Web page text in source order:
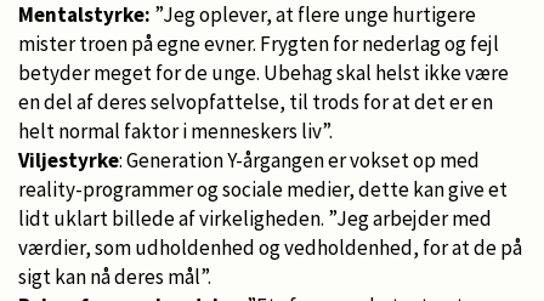
Mentalstyrke: ”Jeg oplever, at flere unge hurtigere
mister troen på egne evner. Frygten for nederlag og fejl
betyder meget for de unge. Ubehag skal helst ikke være
en del af deres selvopfattelse, til trods for at det er en
helt normal faktor i menneskers liv”.
Viljestyrke: Generation Y-årgangen er vokset op med
reality-programmer og sociale medier, dette kan give et
lidt uklart billede af virkeligheden. ”Jeg arbejder med
værdier, som udholdenhed og vedholdenhed, for at de på
sigt kan nå deres mål”.